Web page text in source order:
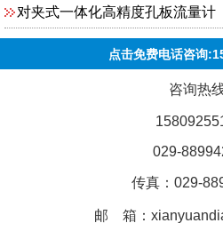
对夹式一体化高精度孔板流量计
点击免费电话咨询
咨询热
029-
传真：029-
邮 箱：